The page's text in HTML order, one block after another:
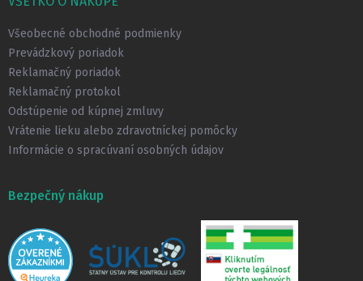
Všeobecné obchodné podmienky
Prevádzkový poriadok
Reklamačný poriadok
Reklamačný protokol
Odstúpenie od kúpnej zmluvy
Vrátenie lieku alebo zdravotníckej pomôcky
Informácie o spracúvaní osobných údajov
Bezpečný nákup